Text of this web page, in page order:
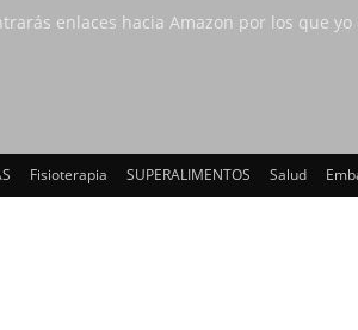
enlaces hacia Amazon por los que
Fisioterapia SUPERALIMENTOS Salud